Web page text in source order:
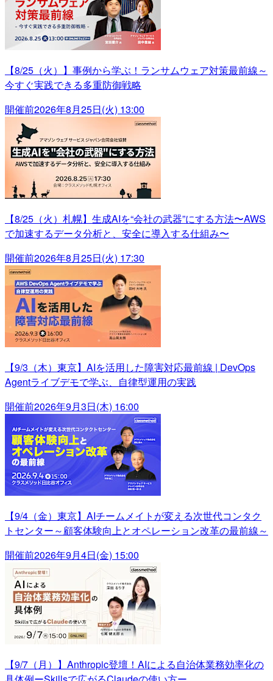
【8/25（火）】事例から学ぶ！ランサムウェア対策最前線～
今すぐ実践できる多重防御戦略
開催前2026年8月25日(火) 13:00
【8/25（火）札幌】生成AIを“会社の武器”にする方法〜AWS
で加速するデータ分析と、安全に導入する仕組み〜
開催前2026年8月25日(火) 17:30
【9/3（木）東京】AIを活用した障害対応最前線 | DevOps
Agentライブデモで学ぶ、自律型運用の実践
開催前2026年9月3日(木) 16:00
【9/4（金）東京】AIチームメイトが変える次世代コンタク
トセンター～顧客体験向上とオペレーション改革の最前線～
開催前2026年9月4日(金) 15:00
【9/7（月）】Anthropic登壇！AIによる自治体業務効率化の